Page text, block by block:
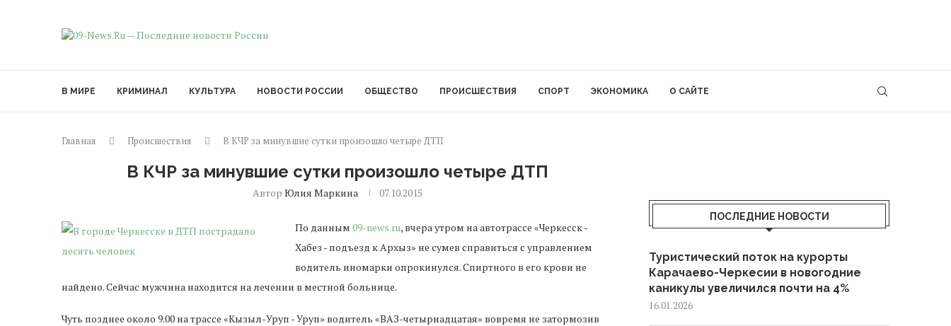
В МИРЕ КРИМИНАЛ КУЛЬТУРА НОВОСТИ РОССИИ ОБЩЕСТВО ПРОИСШЕСТВИЯ СПОРТ ЭКОНОМИКА О САЙТЕ
Главная Происшествия В КЧР за минувшие сутки произошло четыре ДТП
В КЧР за минувшие сутки произошло четыре ДТП
Автор Юлия Маркина 07.10.2015
По данным 09-news.ru, вчера утром на автотрассе «Черкесск -
Хабез - подъезд к Архыз» не сумев справиться с управлением
водитель иномарки опрокинулся. Спиртного в его крови не
найдено. Сейчас мужчина находится на лечении в местной больнице.
Чуть позднее около 9.00 на трассе «Кызыл-Уруп - Уруп» водитель «ВАЗ-четырнадцатая» вовремя не затормозив
ПОСЛЕДНИЕ НОВОСТИ
Туристический поток на курорты
Карачаево-Черкесии в новогодние
каникулы увеличился почти на 4%
16.01.2026